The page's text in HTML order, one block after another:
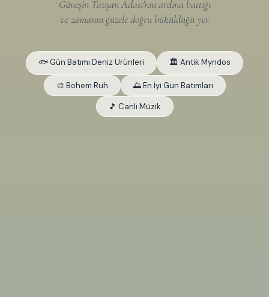
Güneşin Tavşan Adası'nın ardına battığı
ve zamanın güzele doğru büküldüğü yer
🐟 Gün Batımı Deniz Ürünleri 🏛 Antik Myndos
🎨 Bohem Ruh 🌅 En İyi Gün Batımları
🎵 Canlı Müzik